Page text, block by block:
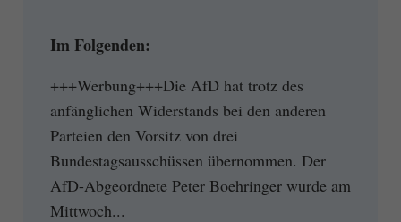
Im Folgenden:
+++Werbung+++Die AfD hat trotz des
anfänglichen Widerstands bei den anderen
Parteien den Vorsitz von drei
Bundestagsausschüssen übernommen. Der
AfD-Abgeordnete Peter Boehringer wurde am
Mittwoch...